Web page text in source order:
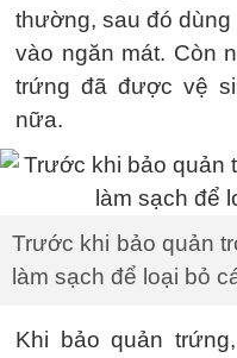
thường, sau đó
vào ngăn mát. Còn
trứng đã được vệ
nữa.
Trước khi bảo quản
làm sạch để loại bỏ
Khi bảo quản